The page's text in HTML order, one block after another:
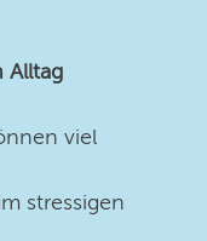
Alltag
viel
stressigen